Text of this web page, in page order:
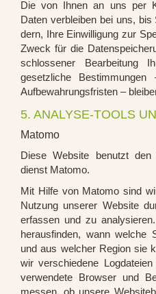
Die von Ihnen an uns per
Daten ver­blei­ben bei uns,
dern, Ihre Ein­wil­li­gung zur
Zweck für die
schlos­se­ner Bear­bei­tung
gesetz­li­che Bestim­mun­gen
Auf­be­wah­rungs­fris­ten –
5. ANALYSE-TOOLS
Matomo
Die­se Web­site benutzt
dienst Mato­mo.
Mit Hil­fe von Mato­mo sind
Nut­zung unse­rer Web­site
erfas­sen und zu
her­aus­fin­den, wann wel­che
und aus wel­cher Regi­on sie
wir ver­schie­de­ne
ver­wen­de­te Brow­ser und
mes­sen, ob unse­re